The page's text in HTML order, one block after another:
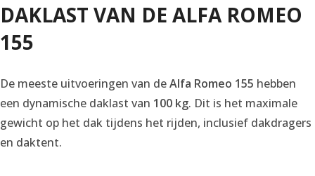
DAKLAST VAN DE ALFA ROMEO
155
De meeste uitvoeringen van deAlfa Romeo 155 hebben
een dynamische daklast van 100 kg. Dit is het maximale
gewicht op het dak tijdens het rijden, inclusief dakdragers
en daktent.